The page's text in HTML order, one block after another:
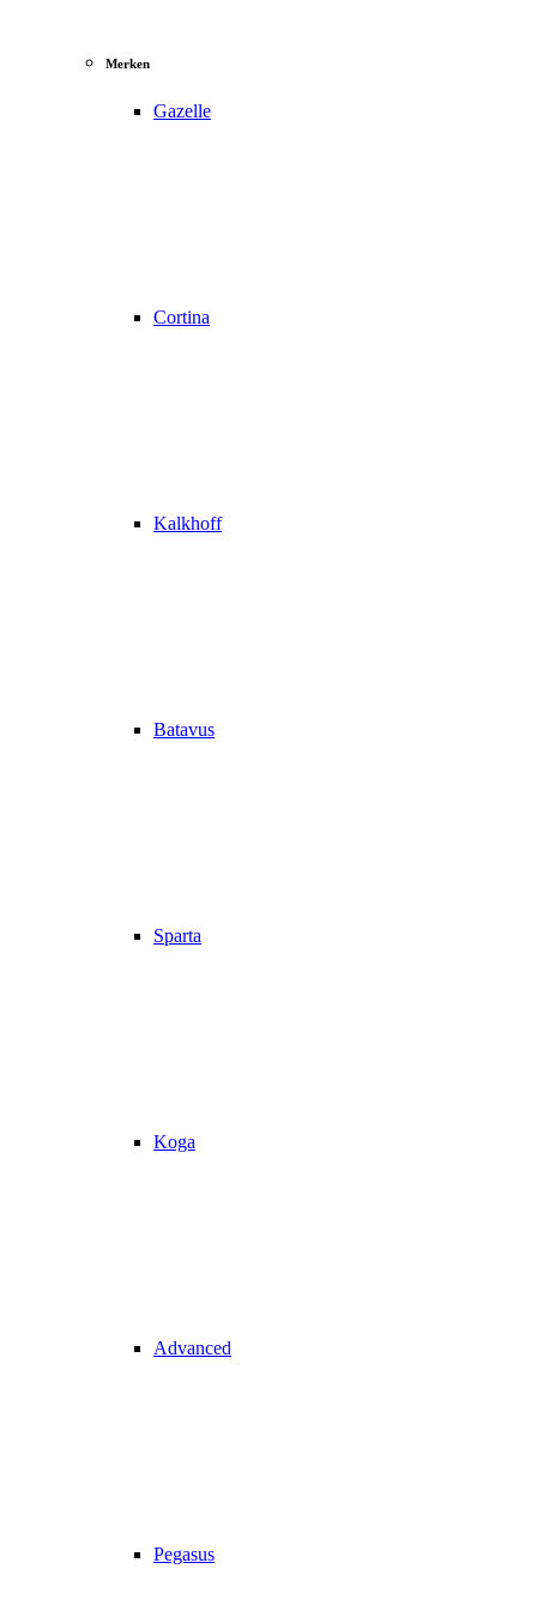
Merken
Gazelle
Cortina
Kalkhoff
Batavus
Sparta
Koga
Advanced
Pegasus